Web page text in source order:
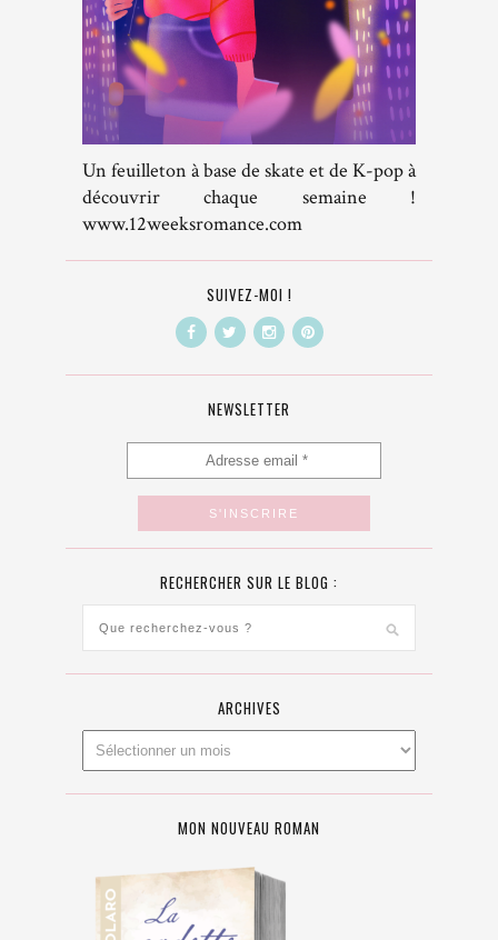
Un feuilleton à base de skate et de K-pop à
découvrir chaque semaine !
www.12weeksromance.com
SUIVEZ-MOI !
NEWSLETTER
RECHERCHER SUR LE BLOG :
ARCHIVES
MON NOUVEAU ROMAN